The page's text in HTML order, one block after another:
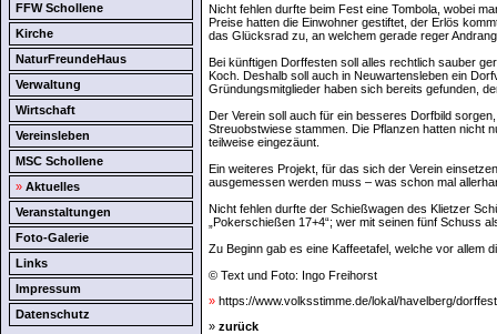
FFW Schollene
Kirche
NaturFreundeHaus
Verwaltung
Wirtschaft
Vereinsleben
MSC Schollene
» Aktuelles
Veranstaltungen
Foto-Galerie
Links
Impressum
Datenschutz
Nicht fehlen durfte beim Fest eine Tombola, wobei
Preise hatten die Einwohner gestiftet, der Erlös
das Glücksrad zu, an welchem gerade reger
Bei künftigen Dorffesten soll alles rechtlich sauber
Koch. Deshalb soll auch in Neuwartensleben ein
Gründungsmitglieder haben sich bereits gefunden,
Der Verein soll auch für ein besseres Dorfbild
Streuobstwiese stammen. Die Pflanzen hatten nicht
teilweise eingezäunt.
Ein weiteres Projekt, für das sich der Verein
ausgemessen werden muss – was schon mal
Nicht fehlen durfte der Schießwagen des Klietzer
„Pokerschießen 17+4“; wer mit seinen fünf Schuss
Zu Beginn gab es eine Kaffeetafel, welche vor allem
© Text und Foto: Ingo Freihorst
» https://www.volksstimme.de/lokal/havelberg/
» zurück